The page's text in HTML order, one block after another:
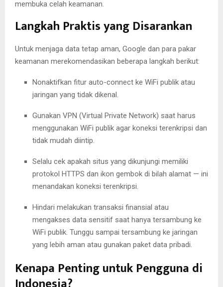
membuka celah keamanan.
Langkah Praktis yang Disarankan
Untuk menjaga data tetap aman, Google dan para pakar
keamanan merekomendasikan beberapa langkah berikut:
Nonaktifkan fitur auto-connect ke WiFi publik atau
jaringan yang tidak dikenal.
Gunakan VPN (Virtual Private Network) saat harus
menggunakan WiFi publik agar koneksi terenkripsi dan
tidak mudah diintip.
Selalu cek apakah situs yang dikunjungi memiliki
protokol HTTPS dan ikon gembok di bilah alamat — ini
menandakan koneksi terenkripsi.
Hindari melakukan transaksi finansial atau
mengakses data sensitif saat hanya tersambung ke
WiFi publik. Tunggu sampai tersambung ke jaringan
yang lebih aman atau gunakan paket data pribadi.
Kenapa Penting untuk Pengguna di